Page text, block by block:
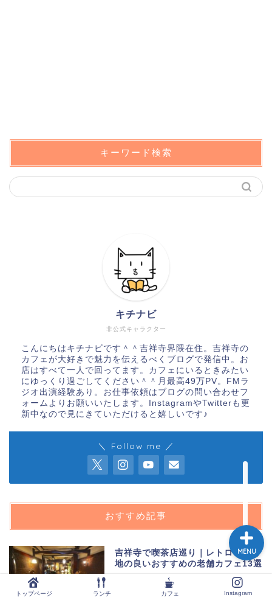
キーワード検索
非公式キャラクター
キチナビ
こんにちはキチナビです＾＾吉祥寺界隈在住。吉祥寺の
カフェが大好きで魅力を伝えるべくブログで発信中。お
店はすべて一人で回ってます。カフェにいるときみたい
にゆっくり過ごしてください＾＾月最高49万PV。FMラ
ジオ出演経験あり。お仕事依頼はブログの問い合わせフ
ォームよりお願いいたします。InstagramやTwitterも更
新中なので見にきていただけると嬉しいです♪
＼ Follow me ／
おすすめ記事
吉祥寺で喫茶店巡り｜レトロで居心
地の良いおすすめの老舗カフェ13選
トップページ ランチ カフェ Instagram
MENU
トップページ
ランチ
Instagram